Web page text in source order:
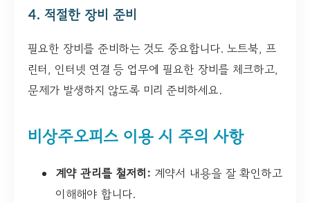
4. 적절한 장비 준비
필요한 장비를 준비하는 것도 중요합니다. 노트북, 프
린터, 인터넷 연결 등 업무에 필요한 장비를 체크하고,
문제가 발생하지 않도록 미리 준비하세요.
비상주오피스 이용 시 주의 사항
계약 관리를 철저히: 계약서 내용을 잘 확인하고
이해해야 합니다.